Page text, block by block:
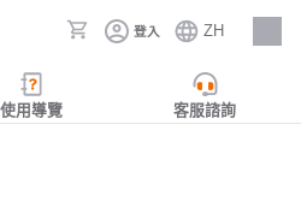
登入 ZH
人才招募
使用導覽 客服諮詢